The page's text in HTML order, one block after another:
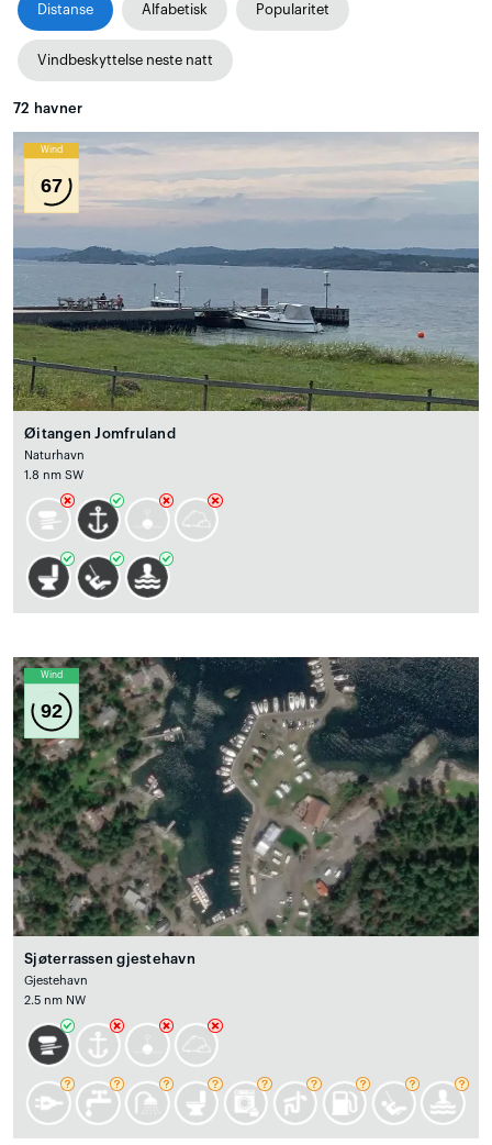
Distanse Alfabetisk Popularitet
Vindbeskyttelse neste natt
72 havner
Wind
67
Øitangen Jomfruland
Naturhavn
1.8 nm SW
Wind
92
Sjøterrassen gjestehavn
Gjestehavn
2.5 nm NW